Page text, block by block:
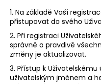
1. Na základě Vaší
přistupovat do svého
2. Při registraci
správně a pravdivě
změny je aktualizovat.
3. Přístup k
uživatelským jménem a